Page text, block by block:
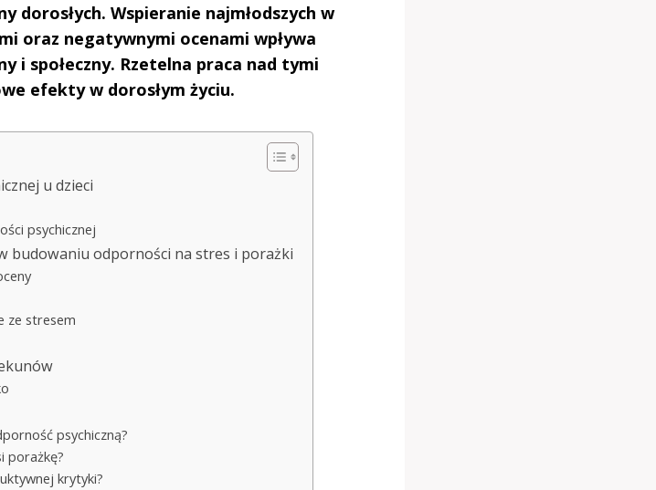
dorosłych. Wspieranie najmłodszych w
oraz negatywnymi ocenami wpływa
i społeczny. Rzetelna praca nad tymi
efekty w dorosłym życiu.
u dzieci
psychicznej
budowaniu odporności na stres i porażki
ze stresem
psychiczną?
porażkę?
krytyki?